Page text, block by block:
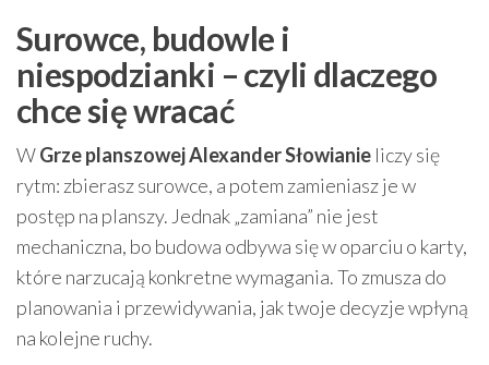
Surowce, budowle i
niespodzianki – czyli dlaczego
chce się wracać
WGrze planszowej Alexander Słowianie liczy się
rytm: zbierasz surowce, a potem zamieniasz je w
postęp na planszy. Jednak „zamiana” nie jest
mechaniczna, bo budowa odbywa się w oparciu o karty,
które narzucają konkretne wymagania. To zmusza do
planowania i przewidywania, jak twoje decyzje wpłyną
na kolejne ruchy.